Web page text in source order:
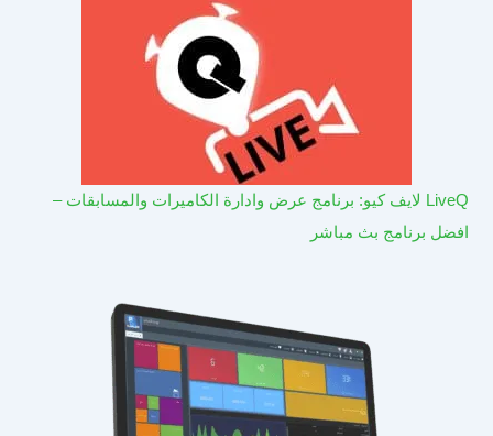
LiveQ لايف كيو: برنامج عرض وادارة الكاميرات والمسابقات –
افضل برنامج بث مباشر